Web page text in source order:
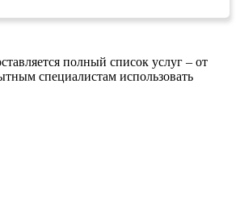
полный список услуг – от
специалистам использовать